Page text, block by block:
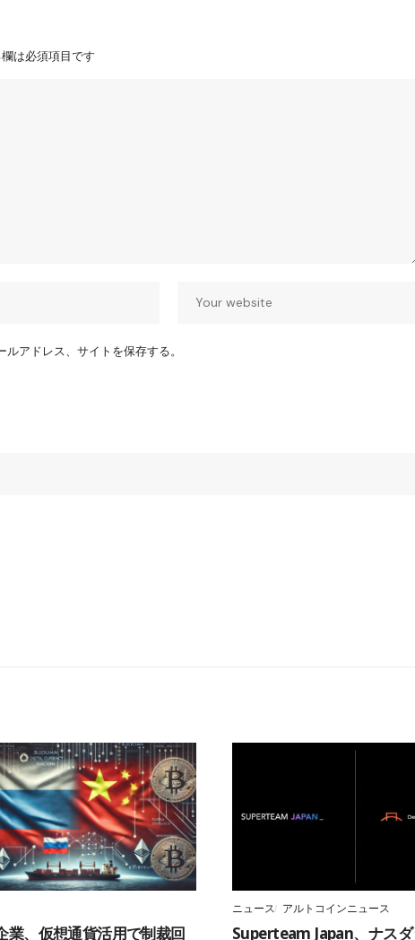
は必須項目です
アドレス、サイトを保存する。
業、仮想通貨活用で制裁回
ニュース アルトコインニュース
Superteam Japan、ナス